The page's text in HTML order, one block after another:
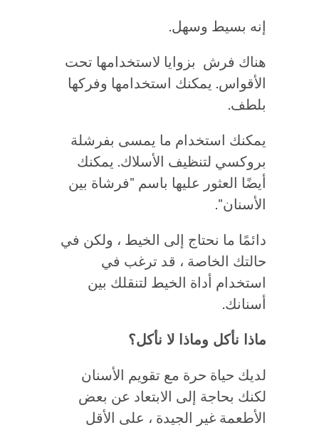
إنه بسيط وسهل.
هناك فرش بزوايا لاستخدامها تحت
الأقواس. يمكنك استخدامها وفركها
بلطف.
يمكنك استخدام ما يمسى بفرشلة
بروكسي لتنظيف الأسلاك. يمكنك
أيضًا العثور عليها باسم "فرشاة بين
الأسنان".
دائمًا ما نحتاج إلى الخيط ، ولكن في
حالتك الخاصة ، قد ترغب في
استخدام أداة الخيط لتنقلك بين
أسنانك.
ماذا نأكل وماذا لا نأكل؟
لديك حياة حرة مع تقويم الأسنان
لكنك بحاجة إلى الابتعاد عن بعض
الأطعمة غير الجيدة ، على الأقل